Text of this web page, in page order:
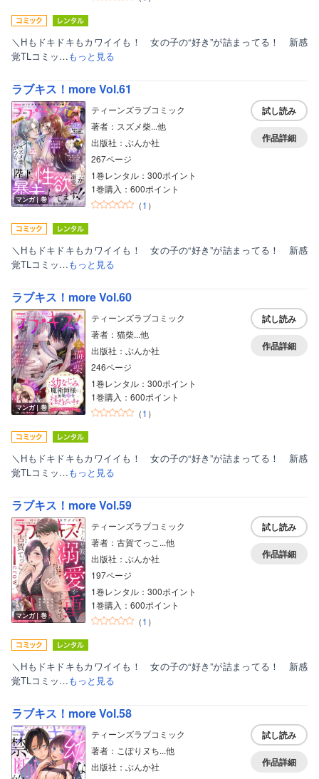
＼Hもドキドキもカワイイも！ 女の子の“好き”が詰まってる！ 新感
覚TLコミッ…もっと見る
ラブキス！more Vol.61
マンガ｜巻
ティーンズラブコミック
著者：スズメ柴...他
出版社：ぶんか社
267ページ
1巻レンタル：300ポイント
1巻購入：600ポイント
（1 ）
試し読み
作品詳細
＼Hもドキドキもカワイイも！ 女の子の“好き”が詰まってる！ 新感
覚TLコミッ…もっと見る
ラブキス！more Vol.60
マンガ｜巻
ティーンズラブコミック
著者：猫柴...他
出版社：ぶんか社
246ページ
1巻レンタル：300ポイント
1巻購入：600ポイント
（1 ）
試し読み
作品詳細
＼Hもドキドキもカワイイも！ 女の子の“好き”が詰まってる！ 新感
覚TLコミッ…もっと見る
ラブキス！more Vol.59
マンガ｜巻
ティーンズラブコミック
著者：古賀てっこ...他
出版社：ぶんか社
197ページ
1巻レンタル：300ポイント
1巻購入：600ポイント
（1 ）
試し読み
作品詳細
＼Hもドキドキもカワイイも！ 女の子の“好き”が詰まってる！ 新感
覚TLコミッ…もっと見る
ラブキス！more Vol.58
ティーンズラブコミック
著者：こぽりヌち...他
出版社：ぶんか社
試し読み
作品詳細